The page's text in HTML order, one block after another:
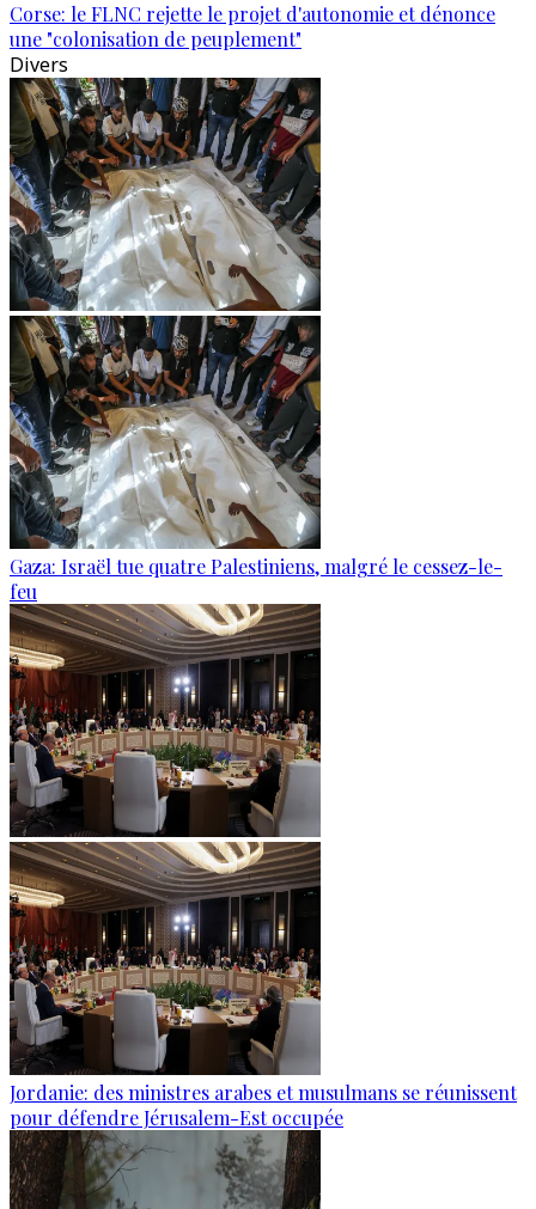
Corse: le FLNC rejette le projet d'autonomie et dénonce
une "colonisation de peuplement"
Divers
Gaza: Israël tue quatre Palestiniens, malgré le cessez-le-
feu
Jordanie: des ministres arabes et musulmans se réunissent
pour défendre Jérusalem-Est occupée